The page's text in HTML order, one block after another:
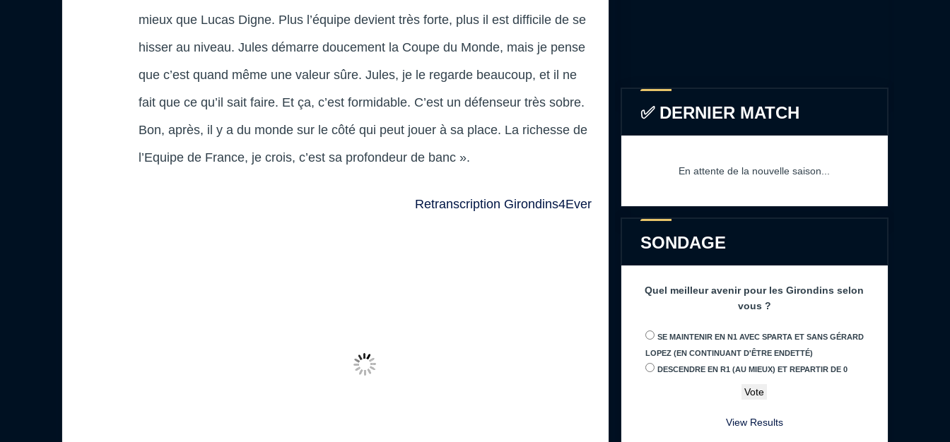
mieux que Lucas Digne. Plus l’équipe devient très forte, plus il est difficile de se
hisser au niveau. Jules démarre doucement la Coupe du Monde, mais je pense
que c’est quand même une valeur sûre. Jules, je le regarde beaucoup, et il ne
fait que ce qu’il sait faire. Et ça, c’est formidable. C’est un défenseur très sobre.
Bon, après, il y a du monde sur le côté qui peut jouer à sa place. La richesse de
l’Equipe de France, je crois, c’est sa profondeur de banc ».
Retranscription Girondins4Ever
✅ DERNIER MATCH
En attente de la nouvelle saison...
SONDAGE
Quel meilleur avenir pour les Girondins selon
vous ?
SE MAINTENIR EN N1 AVEC SPARTA ET SANS GÉRARD
LOPEZ (EN CONTINUANT D'ÊTRE ENDETTÉ)
DESCENDRE EN R1 (AU MIEUX) ET REPARTIR DE 0
View Results